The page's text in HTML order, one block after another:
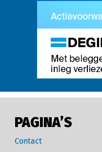
PAGINA’S
Contact